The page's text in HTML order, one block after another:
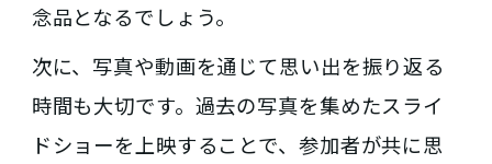
念品となるでしょう。
次に、写真や動画を通じて思い出を振り返る
時間も大切です。過去の写真を集めたスライ
ドショーを上映することで、参加者が共に思